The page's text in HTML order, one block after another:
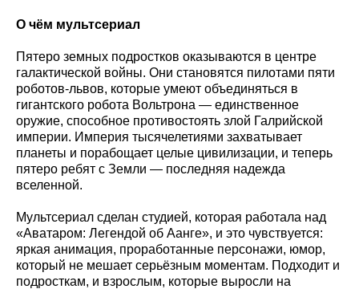
О чём мультсериал
Пятеро земных подростков оказываются в центре
галактической войны. Они становятся пилотами пяти
роботов-львов, которые умеют объединяться в
гигантского робота Вольтрона — единственное
оружие, способное противостоять злой Галрийской
империи. Империя тысячелетиями захватывает
планеты и порабощает целые цивилизации, и теперь
пятеро ребят с Земли — последняя надежда
вселенной.
Мультсериал сделан студией, которая работала над
«Аватаром: Легендой об Аанге», и это чувствуется:
яркая анимация, проработанные персонажи, юмор,
который не мешает серьёзным моментам. Подходит и
подросткам, и взрослым, которые выросли на